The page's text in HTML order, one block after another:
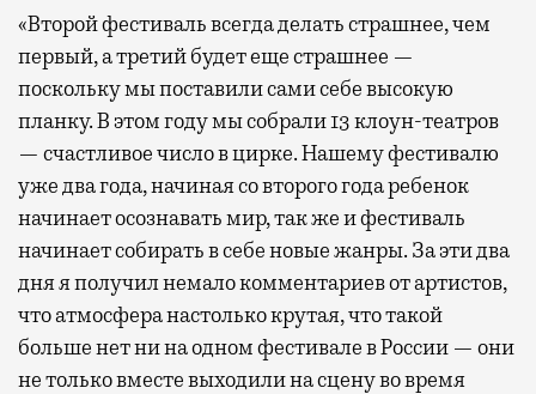
«Второй фестиваль всегда делать страшнее, чем
первый, а третий будет еще страшнее —
поскольку мы поставили сами себе высокую
планку. В этом году мы собрали 13 клоун-театров
— счастливое число в цирке. Нашему фестивалю
уже два года, начиная со второго года ребенок
начинает осознавать мир, так же и фестиваль
начинает собирать в себе новые жанры. За эти два
дня я получил немало комментариев от артистов,
что атмосфера настолько крутая, что такой
больше нет ни на одном фестивале в России — они
не только вместе выходили на сцену во время